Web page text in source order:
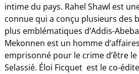
intime du pays. Rahel Shawl est
connue qui a conçu plusieurs des
plus emblématiques d’Addis-
Mekonnen est un homme
emprisonné pour le crime d’être
Selassié. Éloi Ficquet est le co-